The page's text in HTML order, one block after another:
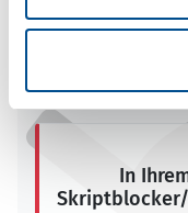
Fjärås
In